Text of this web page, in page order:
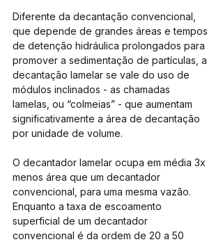
Diferente da decantação convencional,
que depende de grandes áreas e tempos
de detenção hidráulica prolongados para
promover a sedimentação de partículas, a
decantação lamelar se vale do uso de
módulos inclinados - as chamadas
lamelas, ou “colmeias” - que aumentam
significativamente a área de decantação
por unidade de volume.
O decantador lamelar ocupa em média 3x
menos área que um decantador
convencional, para uma mesma vazão.
Enquanto a taxa de escoamento
superficial de um decantador
convencional é da ordem de 20 a 50